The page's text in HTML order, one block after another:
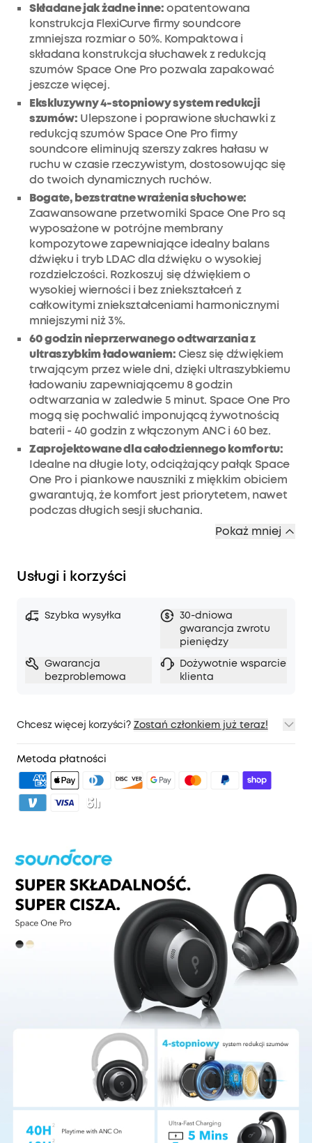
Składane jak żadne inne:opatentowana
konstrukcja FlexiCurve firmy soundcore
zmniejsza rozmiar o 50%. Kompaktowa i
składana konstrukcja słuchawek z redukcją
szumów Space One Pro pozwala zapakować
jeszcze więcej.
Ekskluzywny 4-stopniowy system redukcji
szumów: Ulepszone i poprawione słuchawki z
redukcją szumów Space One Pro firmy
soundcore eliminują szerszy zakres hałasu w
ruchu w czasie rzeczywistym, dostosowując się
do twoich dynamicznych ruchów.
Bogate, bezstratne wrażenia słuchowe:
Zaawansowane przetworniki Space One Pro są
wyposażone w potrójne membrany
kompozytowe zapewniające idealny balans
dźwięku i tryb LDAC dla dźwięku o wysokiej
rozdzielczości. Rozkoszuj się dźwiękiem o
wysokiej wierności i bez zniekształceń z
całkowitymi zniekształceniami harmonicznymi
mniejszymi niż 3%.
60 godzin nieprzerwanego odtwarzania z
ultraszybkim ładowaniem:Ciesz się dźwiękiem
trwającym przez wiele dni, dzięki ultraszybkiemu
ładowaniu zapewniającemu 8 godzin
odtwarzania w zaledwie 5 minut. Space One Pro
mogą się pochwalić imponującą żywotnością
baterii - 40 godzin z włączonym ANC i 60 bez.
Zaprojektowane dla całodziennego komfortu:
Idealne na długie loty, odciążający pałąk Space
One Pro i piankowe nauszniki z miękkim obiciem
gwarantują, że komfort jest priorytetem, nawet
podczas długich sesji słuchania.
Pokaż mniej
Usługi i korzyści
Szybka wysyłka
30-dniowa
gwarancja zwrotu
pieniędzy
Gwarancja
bezproblemowa
Dożywotnie wsparcie
klienta
Chcesz więcej korzyści? Zostań członkiem już teraz!
2. Ceny dla członków na wybrane produkty
3. Odblokuj korzyści dzięki soundcoreCredits
Dowiedz się
więcej
Metoda płatności